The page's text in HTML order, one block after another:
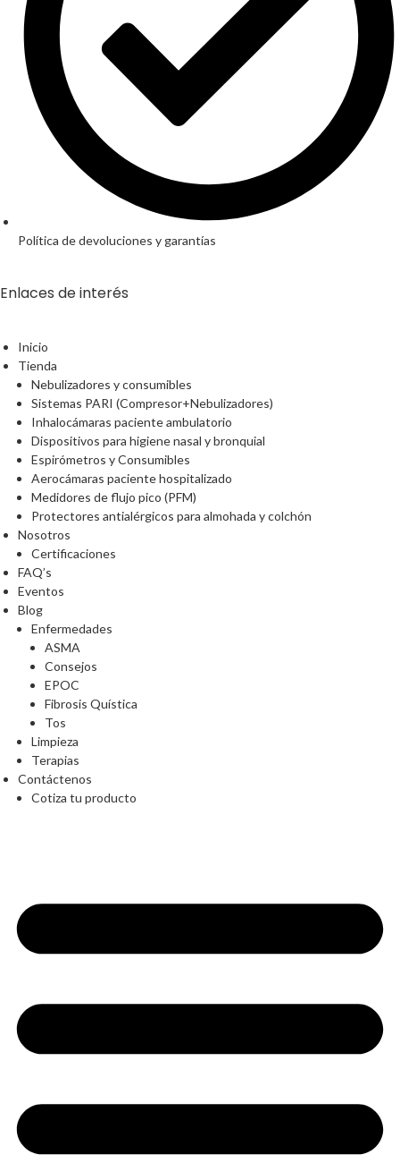
Política de devoluciones y garantías
Enlaces de interés
Inicio
Tienda
Nebulizadores y consumibles
Sistemas PARI (Compresor+Nebulizadores)
Inhalocámaras paciente ambulatorio
Dispositivos para higiene nasal y bronquial
Espirómetros y Consumibles
Aerocámaras paciente hospitalizado
Medidores de flujo pico (PFM)
Protectores antialérgicos para almohada y colchón
Nosotros
Certificaciones
FAQ’s
Eventos
Blog
Enfermedades
ASMA
Consejos
EPOC
Fibrosis Quística
Tos
Limpieza
Terapias
Contáctenos
Cotiza tu producto